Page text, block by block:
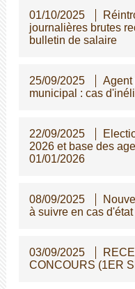
01/10/2025
journalières brutes
bulletin de salaire
25/09/2025
Agent
municipal : cas
22/09/2025
2026 et base des
01/01/2026
08/09/2025
à suivre en cas
03/09/2025
CONCOURS (1ER